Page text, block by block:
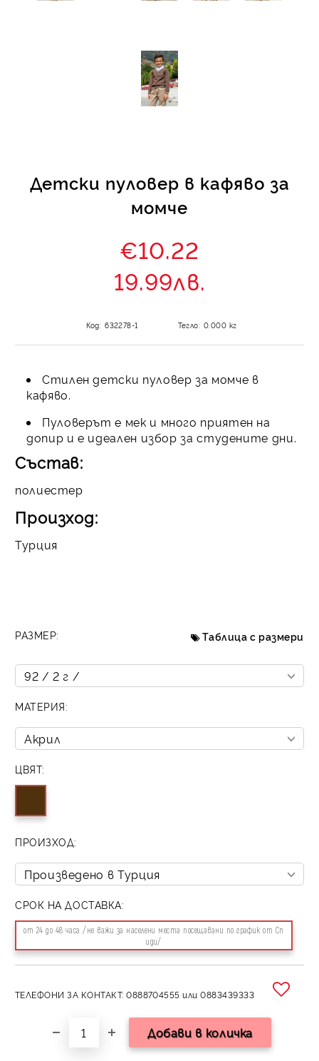
Детски пуловер в кафяво за
момче
€10.22
19.99лв.
Код: 632278-1 Тегло: 0.000 кг
Стилен детски пуловер за момче в
кафяво.
Пуловерът е мек и много приятен на
допир и е идеален избор за студените дни.
Състав:
полиестер
Произход:
Турция
РАЗМЕР: Таблица с размери
МАТЕРИЯ:
ЦВЯТ:
ПРОИЗХОД:
СРОК НА ДОСТАВКА:
от 24 до 48 часа /не важи за населени места посещавани по график от Сп
иди/
ТЕЛЕФОНИ ЗА КОНТАКТ: 0888704555 или 0883439333